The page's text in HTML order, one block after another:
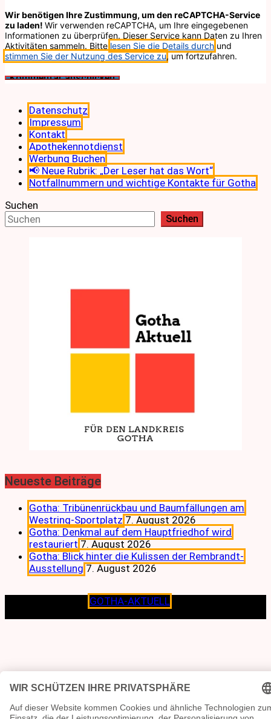
Wir benötigen Ihre Zustimmung, um den reCAPTCHA-Service
zu laden! Wir verwenden reCAPTCHA, um Ihre eingegebenen
Informationen zu überprüfen. Dieser Service kann Daten zu Ihren
Aktivitäten sammeln. Bitte lesen Sie die Details durch und
stimmen Sie der Nutzung des Service zu, um fortzufahren.
Datenschutz
Impressum
Kontakt
Apothekennotdienst
Werbung Buchen
📢 Neue Rubrik: „Der Leser hat das Wort“
Notfallnummern und wichtige Kontakte für Gotha
Suchen
Suchen
Neueste Beiträge
Gotha: Tribünenrückbau und Baumfällungen am
Westring-Sportplatz 7. August 2026
Gotha: Denkmal auf dem Hauptfriedhof wird
restauriert 7. August 2026
Gotha: Blick hinter die Kulissen der Rembrandt-
Ausstellung 7. August 2026
GOTHA-AKTUELL
Lokalen verpflichtet.